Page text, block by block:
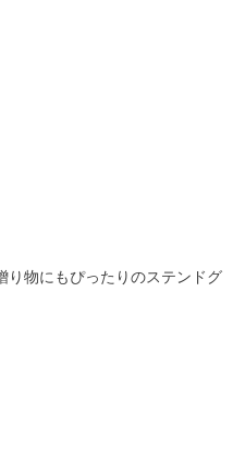
り物にもぴったりのステンドグ